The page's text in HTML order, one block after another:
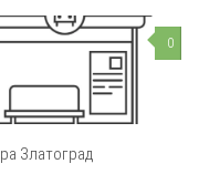
0
Златоград